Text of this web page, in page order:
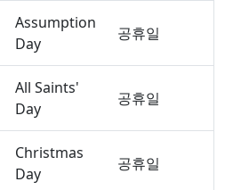
Assumption
Day
공휴일
All Saints'
Day
공휴일
Christmas
Day
공휴일